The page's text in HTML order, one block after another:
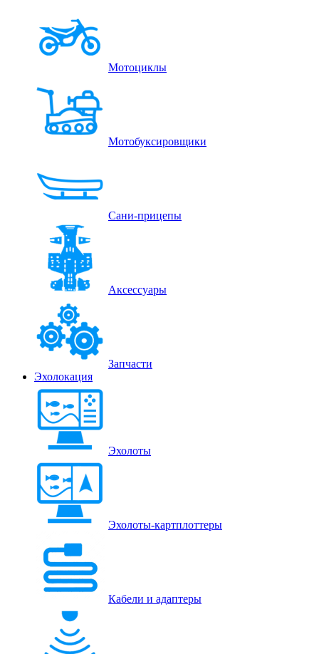
Мотоциклы
Мотобуксировщики
Сани-прицепы
Аксессуары
Запчасти
Эхолокация
Эхолоты
Эхолоты-картплоттеры
Кабели и адаптеры